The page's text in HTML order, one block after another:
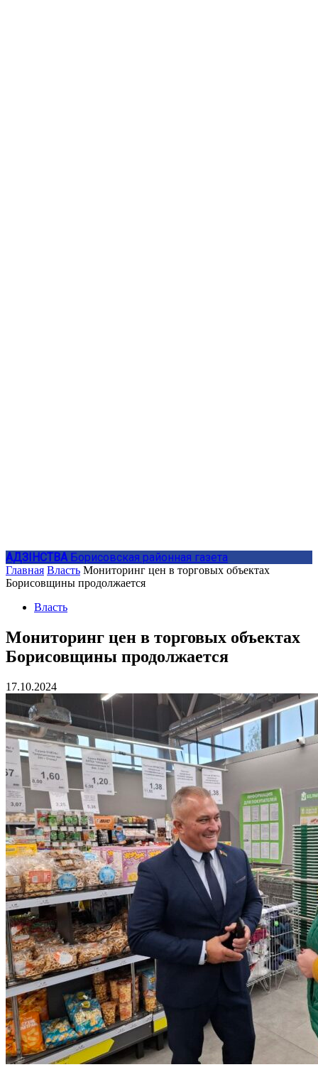
АДЗIНСТВА Борисовская районная газета
Главная Власть Мониторинг цен в торговых объектах
Борисовщины продолжается
Власть
Мониторинг цен в торговых объектах
Борисовщины продолжается
17.10.2024